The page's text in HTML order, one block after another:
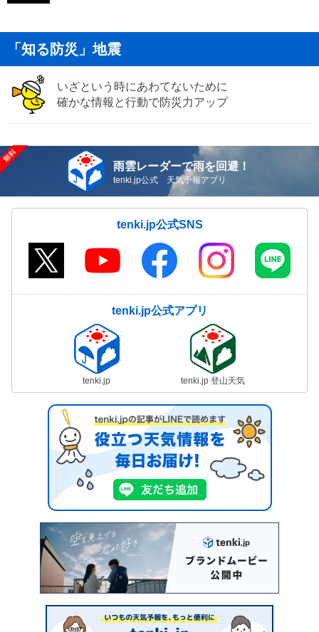
「知る防災」地震
いざという時にあわてないために
確かな情報と行動で防災力アップ
雨雲レーダーで雨を回避！
tenki.jp公式 天気予報アプリ
tenki.jp公式SNS
tenki.jp公式アプリ
tenki.jp tenki.jp 登山天気